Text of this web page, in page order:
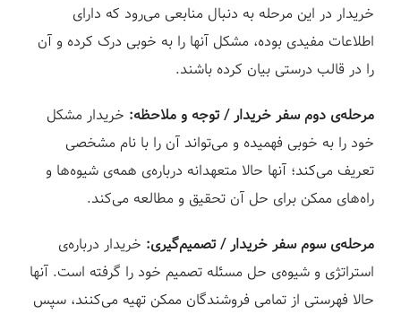
خریدار در این مرحله به دنبال منابعی می‌رود که دارای
اطلاعات مفیدی بوده، مشکل آنها را به خوبی درک کرده و آن
را در قالب درستی بیان کرده باشند.
مرحله‌ی دوم سفر خریدار / توجه و ملاحظه: خریدار مشکل
خود را به خوبی فهمیده و می‌تواند آن را با نام مشخصی
تعریف می‌کند؛ آنها حالا متعهدانه درباره‌ی همه‌ی شیوه‌ها و
راه‌های ممکن برای حل آن تحقیق و مطالعه می‌کند.
مرحله‌ی سوم سفر خریدار / تصمیم‌گیری: خریدار درباره‌ی
استراتژی و شیوه‌‌ی حل مسئله تصمیم خود را گرفته است. آنها
حالا فهرستی از تمامی فروشندگان ممکن تهیه می‌کنند، سپس